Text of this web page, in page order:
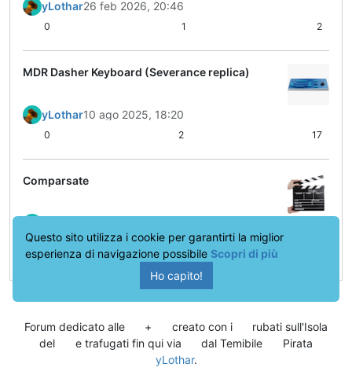
yLothar26 feb 2026, 20:46
0 1 2
MDR Dasher Keyboard (Severance replica)
yLothar10 ago 2025, 18:20
0 2 17
Comparsate
0 12
Forum dedicato alle + creato con i
rubati sull'Isola
del
e trafugati fin qui via dal Temibile
Pirata
yLothar.
Questo sito utilizza i cookie per garantirti la miglior
esperienza di navigazione possibile Scopri di più
Ho capito!